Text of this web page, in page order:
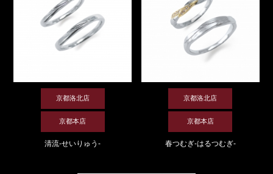
京都洛北店
京都本店
清流-せいりゅう-
京都洛北店
京都本店
春つむぎ-はるつむぎ-